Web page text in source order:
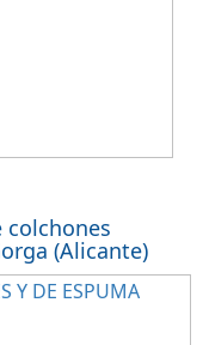
colchones
(Alicante)